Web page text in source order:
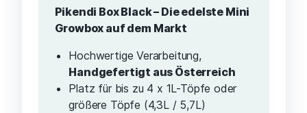
Pikendi Box Black – Die edelste Mini
Growbox auf dem Markt
Hochwertige Verarbeitung,
Handgefertigt aus Österreich
Platz für bis zu 4 x 1L-Töpfe oder
größere Töpfe (4,3L / 5,7L)